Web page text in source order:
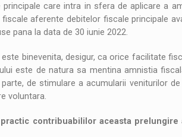
care intra in sfera de aplicare a
aferente debitelor fiscale principale
pana la data de 30 iunie 2022.
binevenita, desigur, ca orice facilitate
este de natura sa mentina amnistia
de stimulare a acumularii veniturilor
voluntara.
contribuabililor aceasta prelungire